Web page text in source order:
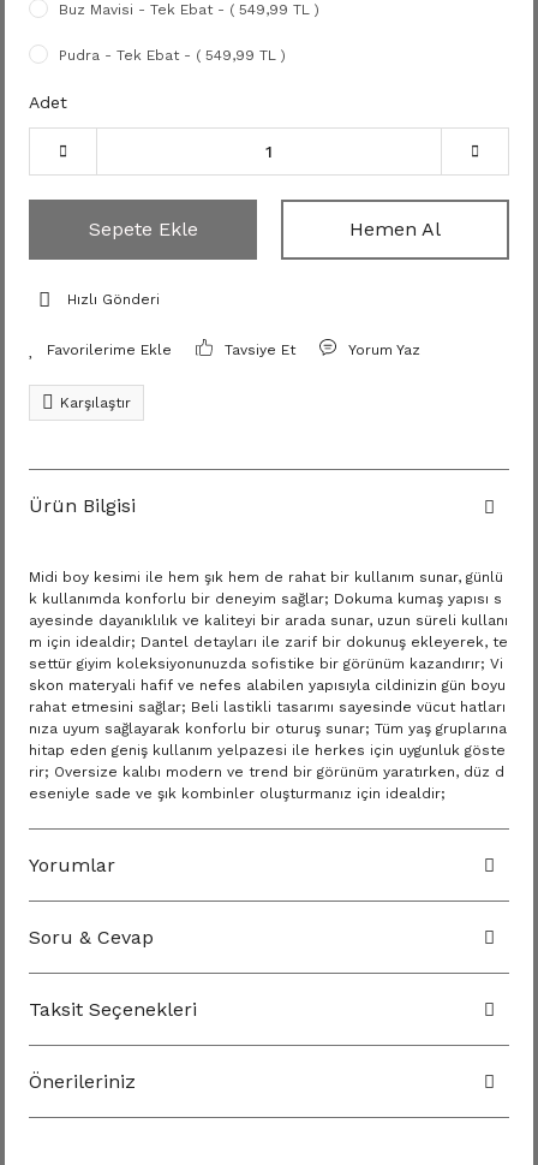
Buz Mavisi - Tek Ebat - ( 549,99 TL )
Pudra - Tek Ebat - ( 549,99 TL )
Adet
Sepete Ekle Hemen Al
Hızlı Gönderi
Tavsiye Et Yorum Yaz
Karşılaştır
Ürün Bilgisi
Midi boy kesimi ile hem şık hem de rahat bir kullanım sunar, günlü
k kullanımda konforlu bir deneyim sağlar; Dokuma kumaş yapısı s
ayesinde dayanıklılık ve kaliteyi bir arada sunar, uzun süreli kullanı
m için idealdir; Dantel detayları ile zarif bir dokunuş ekleyerek, te
settür giyim koleksiyonunuzda sofistike bir görünüm kazandırır; Vi
skon materyali hafif ve nefes alabilen yapısıyla cildinizin gün boyu
rahat etmesini sağlar; Beli lastikli tasarımı sayesinde vücut hatları
nıza uyum sağlayarak konforlu bir oturuş sunar; Tüm yaş gruplarına
hitap eden geniş kullanım yelpazesi ile herkes için uygunluk göste
rir; Oversize kalıbı modern ve trend bir görünüm yaratırken, düz d
eseniyle sade ve şık kombinler oluşturmanız için idealdir;
Yorumlar
Soru & Cevap
Taksit Seçenekleri
Önerileriniz